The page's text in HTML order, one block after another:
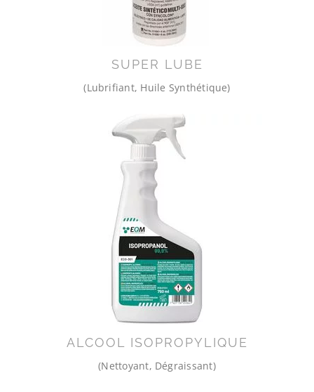
SUPER LUBE
(Lubrifiant, Huile Synthétique)
ALCOOL ISOPROPYLIQUE
(Nettoyant, Dégraissant)